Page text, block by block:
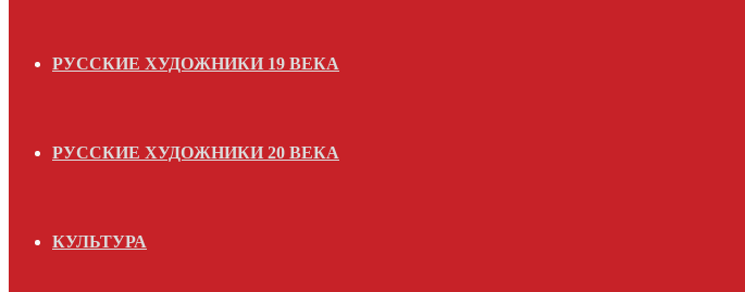
РУССКИЕ ХУДОЖНИКИ 19 ВЕКА
РУССКИЕ ХУДОЖНИКИ 20 ВЕКА
КУЛЬТУРА